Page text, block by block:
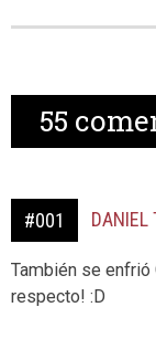
55
#001 DANIEL
También se enfrió
respecto! :D